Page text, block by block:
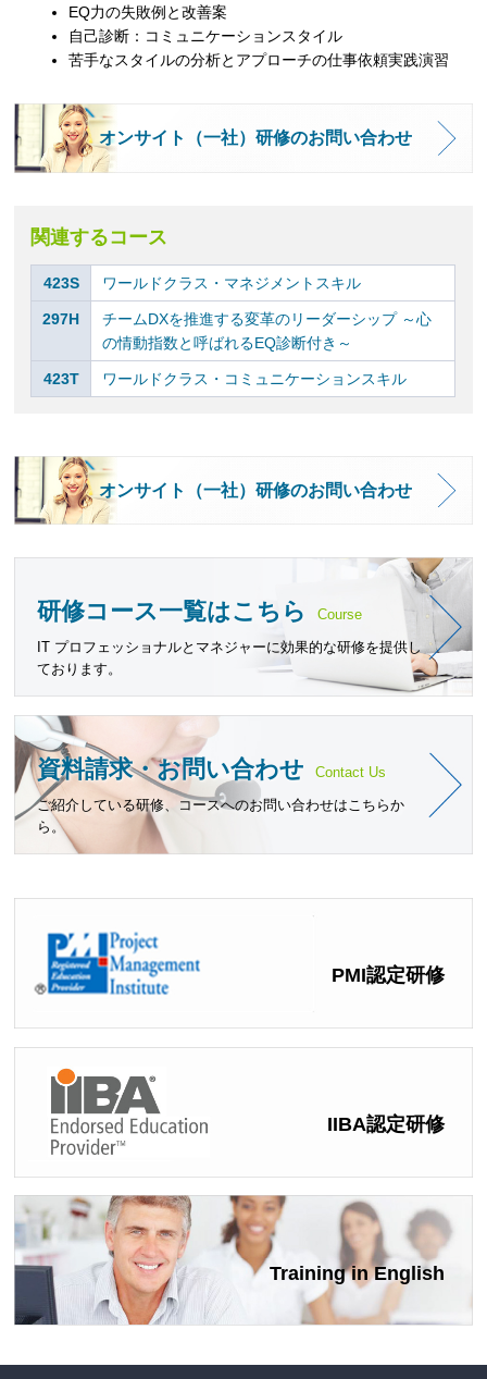
EQ力の失敗例と改善案
自己診断：コミュニケーションスタイル
苦手なスタイルの分析とアプローチの仕事依頼実践演習
オンサイト（一社）研修のお問い合わせ
関連するコース
423S ワールドクラス・マネジメントスキル
297H
チームDXを推進する変革のリーダーシップ ～心
の情動指数と呼ばれるEQ診断付き～
423T ワールドクラス・コミュニケーションスキル
オンサイト（一社）研修のお問い合わせ
研修コース一覧はこちら Course
IT プロフェッショナルとマネジャーに効果的な研修を提供し
ております。
資料請求・お問い合わせ Contact Us
ご紹介している研修、コースへのお問い合わせはこちらか
ら。
PMI認定研修
IIBA認定研修
Training in English